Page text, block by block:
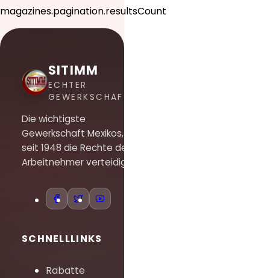
magazines.pagination.resultsCount
SITIMM
ECHTER
GEWERKSCHAFTSGEIST
Die wichtigste
Gewerkschaft Mexikos, die
seit 1948 die Rechte der
Arbeitnehmer verteidigt.
SCHNELLLINKS
Rabatte